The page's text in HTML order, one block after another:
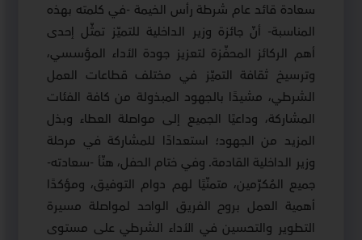
سعادة قائد عام شرطة رأس الخيمة -في كلمته بهذه
المناسبة- أنّ جائزة وزير الداخلية للتميّز تمثّل إحدى
أهم الركائز المحفّزة لتعزيز جودة الأداء المؤسسي،
وترسيخ ثقافة التميّز في مختلف قطاعات العمل
الشرطي، مشيدًا بالجهود المبذولة من كافة الفئات
المشاركة، وداعيًا الجميع إلى مواصلة العطاء وبذل
المزيد من الجهود؛ استعدادًا للمشاركة في مرحلة
وزير الداخلية القادمة. وفي ختام الحفل، هنّأ -سعادته-
جميع المُكرّمين، متمنّيًا لهم دوام التوفيق، ومؤكدًا
أهمية العمل بروح الفريق الواحد لمواصلة مسيرة
التطوير والتحسين في الأداء الشرطي على مستوى